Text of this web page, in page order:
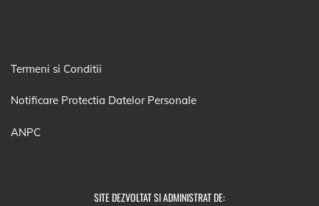
Termeni si Conditii
Notificare Protectia Datelor Personale
ANPC
SITE DEZVOLTAT SI ADMINISTRAT DE: